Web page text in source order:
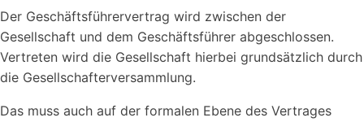
Der Geschäftsführervertrag wird zwischen der
Gesellschaft und dem Geschäftsführer abgeschlossen.
Vertreten wird die Gesellschaft hierbei grundsätzlich durch
die Gesellschafterversammlung.
Das muss auch auf der formalen Ebene des Vertrages